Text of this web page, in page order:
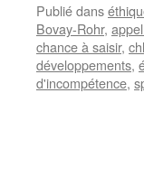
Publié dans
Bovay-Rohr,
chance à saisir,
développements,
d'incompétence,